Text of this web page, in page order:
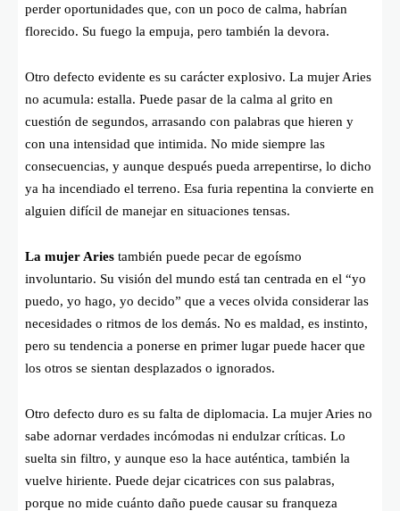
perder oportunidades que, con un poco de calma, habrían
florecido. Su fuego la empuja, pero también la devora.
Otro defecto evidente es su carácter explosivo. La mujer Aries
no acumula: estalla. Puede pasar de la calma al grito en
cuestión de segundos, arrasando con palabras que hieren y
con una intensidad que intimida. No mide siempre las
consecuencias, y aunque después pueda arrepentirse, lo dicho
ya ha incendiado el terreno. Esa furia repentina la convierte en
alguien difícil de manejar en situaciones tensas.
La mujer Aries también puede pecar de egoísmo
involuntario. Su visión del mundo está tan centrada en el “yo
puedo, yo hago, yo decido” que a veces olvida considerar las
necesidades o ritmos de los demás. No es maldad, es instinto,
pero su tendencia a ponerse en primer lugar puede hacer que
los otros se sientan desplazados o ignorados.
Otro defecto duro es su falta de diplomacia. La mujer Aries no
sabe adornar verdades incómodas ni endulzar críticas. Lo
suelta sin filtro, y aunque eso la hace auténtica, también la
vuelve hiriente. Puede dejar cicatrices con sus palabras,
porque no mide cuánto daño puede causar su franqueza